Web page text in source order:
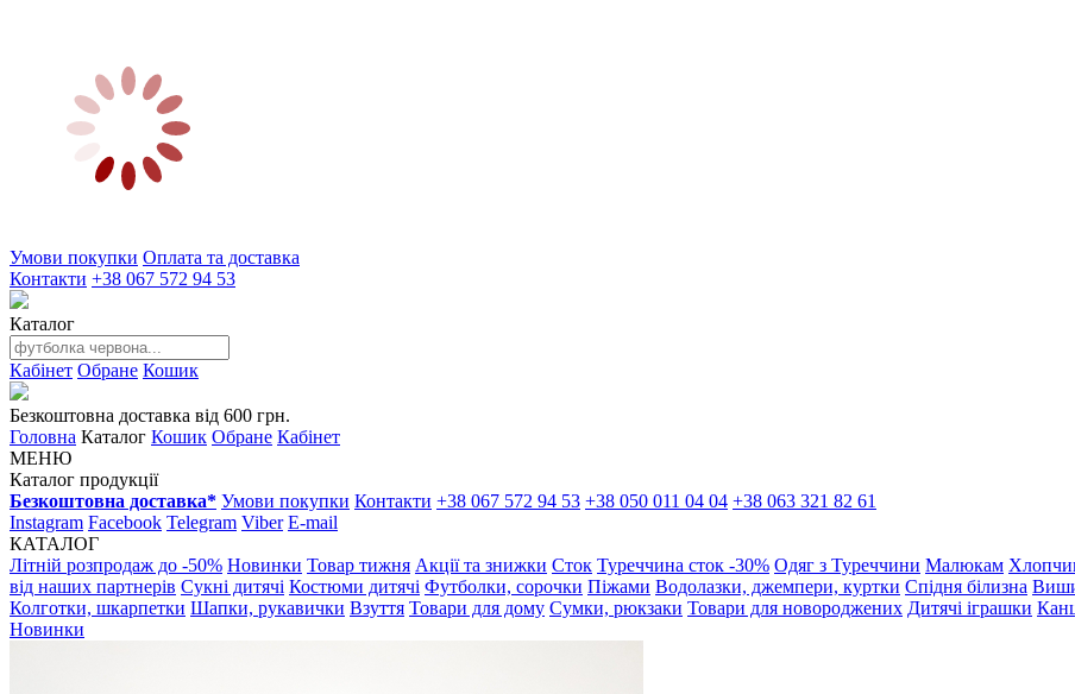
Умови покупки Оплата та доставка
Контакти +38 067 572 94 53
Каталог
Кабінет Обране Кошик
Безкоштовна доставка від 600 грн.
Головна Каталог Кошик Обране Кабінет
МЕНЮ
Каталог продукції
Безкоштовна доставка* Умови покупки Контакти +38 067 572 94 53 +38 050 011 04 04 +38 063 321 82 61
Instagram Facebook Telegram Viber E-mail
КАТАЛОГ
Літній розпродаж до -50% Новинки Товар тижня Акції та знижки Сток Туреччина сток -30% Одяг з Туреччини Малюкам
від наших партнерів Сукні дитячі Костюми дитячі Футболки, сорочки Піжами Водолазки, джемпери, куртки Спідня білизна
Колготки, шкарпетки Шапки, рукавички Взуття Товари для дому Сумки, рюкзаки Товари для новороджених Дитячі іграшки
Новинки